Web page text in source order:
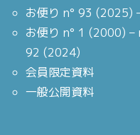
お便り n° 93 (2025)
お便り n° 1 (2000) –
92 (2024)
会員限定資料
一般公開資料